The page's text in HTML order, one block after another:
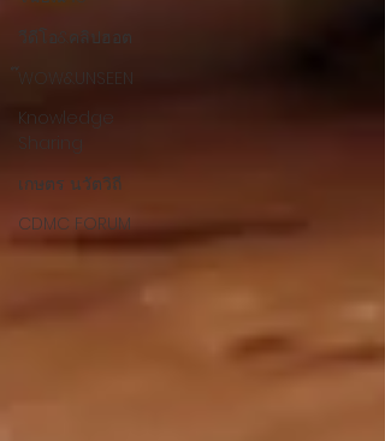
วีดีโอ&คลิปฮอต
๊WOW&UNSEEN
Knowledge
Sharing
เกษตร นวัตวิถี
CDMC FORUM